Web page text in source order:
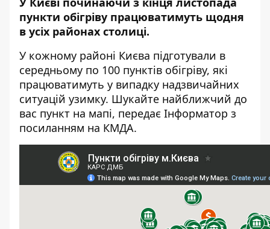
пункти обігріву працюватимуть щодня
в усіх районах столиці.
У кожному районі Києва підготували в
середньому по 100 пунктів обігріву, які
працюватимуть у випадку надзвичайних
ситуацій узимку. Шукайте найближчий до
вас пункт на мапі, передає Інформатор з
посиланням на КМДА.